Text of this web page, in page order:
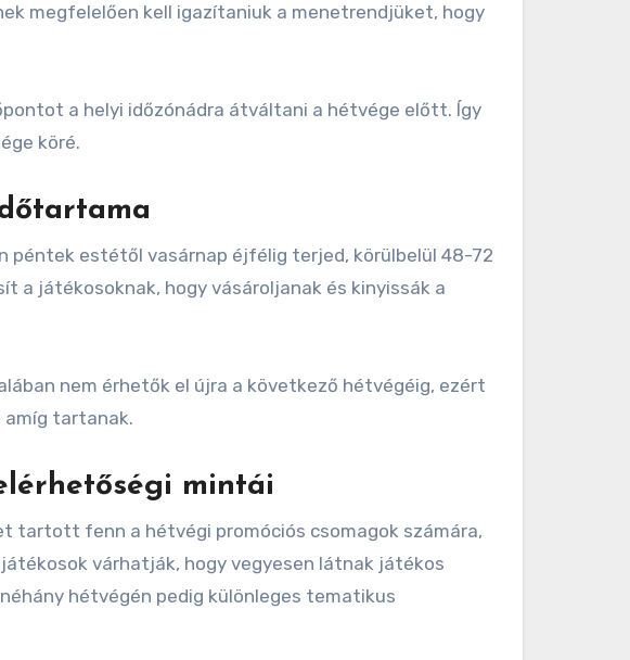
megfelelően kell igazítaniuk a menetrendjüket, hogy
a helyi időzónádra átváltani a hétvége előtt. Így
köré.
péntek estétől vasárnap éjfélig terjed, körülbelül 48-72
a játékosoknak, hogy vásároljanak és kinyissák a
nem érhetők el újra a következő hétvégéig, ezért
tartanak.
mintái
tartott fenn a hétvégi promóciós csomagok számára,
várhatják, hogy vegyesen látnak játékos
hétvégén pedig különleges tematikus